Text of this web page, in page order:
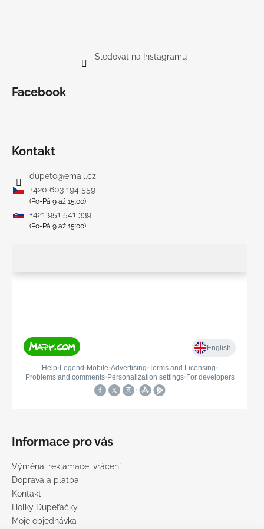
Sledovat na Instagramu
Facebook
Kontakt
dupeto@email.cz
+420 603 194 559
(Po-Pá 9 až 15:00)
+421 951 541 339
(Po-Pá 9 až 15:00)
Informace pro vás
Výměna, reklamace, vrácení
Doprava a platba
Kontakt
Holky Dupeťačky
Moje objednávka